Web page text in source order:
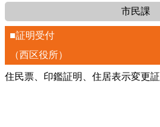
市民課
■証明受付
（西区役所）
住民票、印鑑証明、住居表示変更